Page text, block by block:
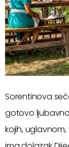
Sorentinova
gotovo
kojih, uglavnom,